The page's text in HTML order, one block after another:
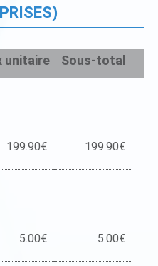
unitaire Sous-total
199.90€ 199.90€
5.00€ 5.00€